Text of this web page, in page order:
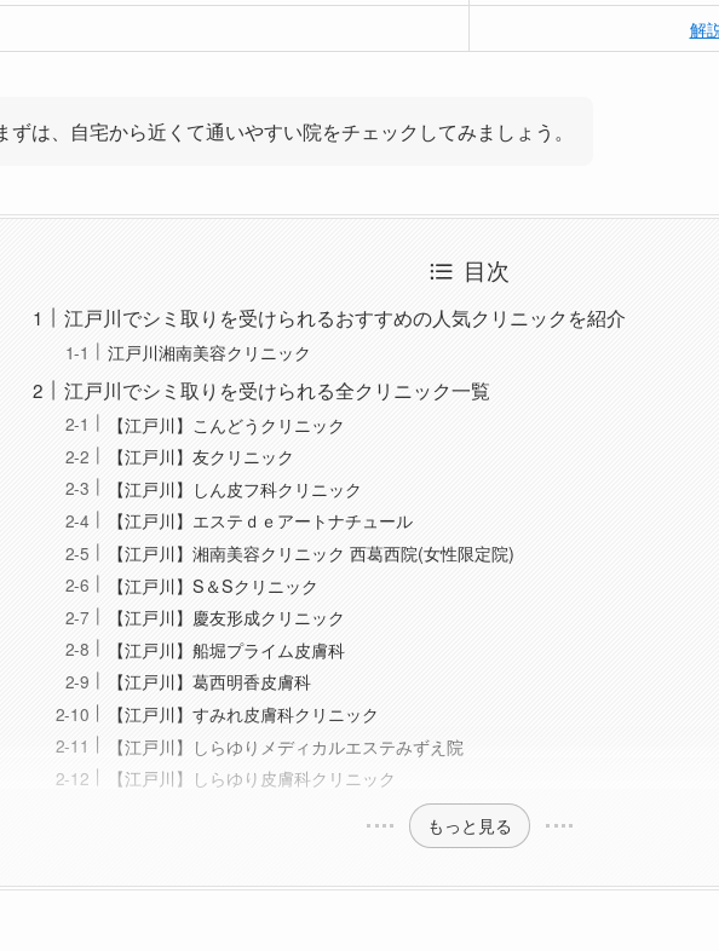
解
ずは、自宅から近くて通いやすい院をチェックしてみましょう。
目次
江戸川でシミ取りを受けられるおすすめの人気クリニックを紹介
江戸川湘南美容クリニック
江戸川でシミ取りを受けられる全クリニック一覧
【江戸川】こんどうクリニック
【江戸川】友クリニック
【江戸川】しん皮フ科クリニック
【江戸川】エステｄｅアートナチュール
【江戸川】湘南美容クリニック 西葛西院(女性限定院)
【江戸川】S＆Sクリニック
【江戸川】慶友形成クリニック
【江戸川】船堀プライム皮膚科
【江戸川】葛西明香皮膚科
【江戸川】すみれ皮膚科クリニック
【江戸川】しらゆりメディカルエステみずえ院
【江戸川】しらゆり皮膚科クリニック
もっと見る